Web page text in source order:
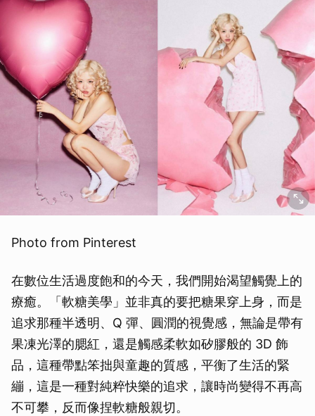
Photo from Pinterest
在數位生活過度飽和的今天，我們開始渴望觸覺上的
療癒。「軟糖美學」並非真的要把糖果穿上身，而是
追求那種半透明、Q 彈、圓潤的視覺感，無論是帶有
果凍光澤的腮紅，還是觸感柔軟如矽膠般的 3D 飾
品，這種帶點笨拙與童趣的質感，平衡了生活的緊
繃，這是一種對純粹快樂的追求，讓時尚變得不再高
不可攀，反而像捏軟糖般親切。